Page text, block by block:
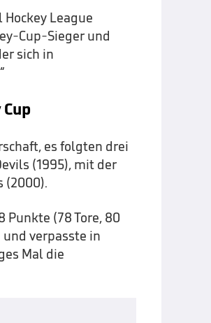
League
Cup-Sieger und
sich in
es folgten drei
(1995), mit der
(2000).
Punkte (78 Tore, 80
verpasste in
Mal die